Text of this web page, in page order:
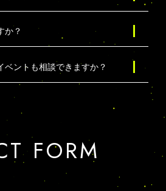
か？
ベントも相談できますか？
FORM